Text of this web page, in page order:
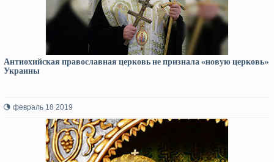
Антиохийская православная церковь не признала «новую церковь»
Украины
февраль 18 2019